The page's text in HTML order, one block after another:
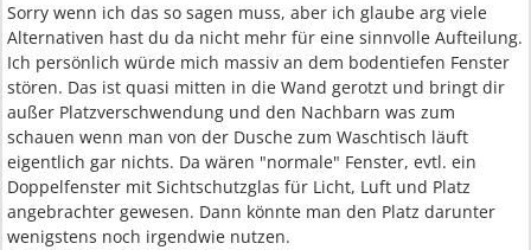
Sorry wenn ich das so sagen muss, aber ich glaube arg viele
Alternativen hast du da nicht mehr für eine sinnvolle Aufteilung.
Ich persönlich würde mich massiv an dem bodentiefen Fenster
stören. Das ist quasi mitten in die Wand gerotzt und bringt dir
außer Platzverschwendung und den Nachbarn was zum
schauen wenn man von der Dusche zum Waschtisch läuft
eigentlich gar nichts. Da wären "normale" Fenster, evtl. ein
Doppelfenster mit Sichtschutzglas für Licht, Luft und Platz
angebrachter gewesen. Dann könnte man den Platz darunter
wenigstens noch irgendwie nutzen.